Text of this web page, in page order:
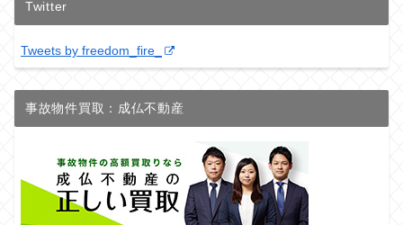
Twitter
Tweets by freedom_fire_
事故物件買取：成仏不動産